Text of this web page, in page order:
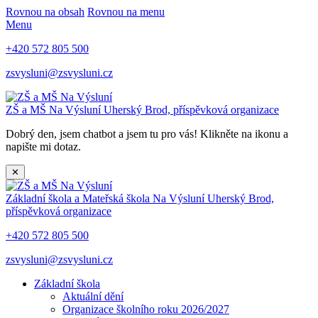
Rovnou na obsah Rovnou na menu
Menu
+420 572 805 500
zsvysluni@zsvysluni.cz
ZŠ a MŠ Na VýsluníUherský Brod, příspěvková organizace
Dobrý den, jsem chatbot a jsem tu pro vás! Klikněte na ikonu a
napište mi dotaz.
✕
Základní škola a Mateřská škola Na VýsluníUherský Brod,
příspěvková organizace
+420 572 805 500
zsvysluni@zsvysluni.cz
Základní škola
Aktuální dění
Organizace školního roku 2026/2027